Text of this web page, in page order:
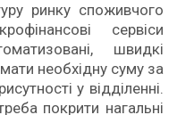
ринку споживчого
сервіси
швидкі
необхідну суму за
у відділенні.
покрити нагальні